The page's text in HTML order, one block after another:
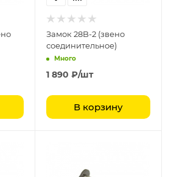
Замок 28B-2 (звено
соединительное)
Много
1 890 ₽/шт
В корзину